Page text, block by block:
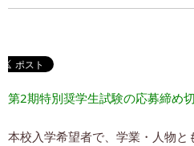
第2期特別奨学生試験の応募締め
本校入学希望者で、学業・人物